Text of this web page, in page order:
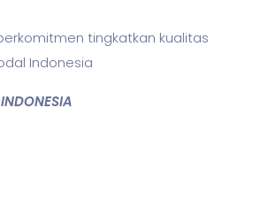
tingkatkan kualitas
Indonesia